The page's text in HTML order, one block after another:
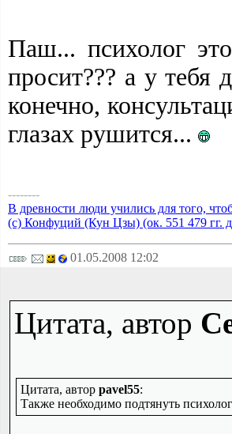
Паш... психолог
просит??? а у тебя
конечно,
глазах рушится...
--------
В древности люди учились для того,
(с) Конфуций (Кун Цзы) (ок. 551 479 гг.
01.05.2008 12:02
Цитата, автор
Цитата, автор pavel55:
Также необходимо подтянуть